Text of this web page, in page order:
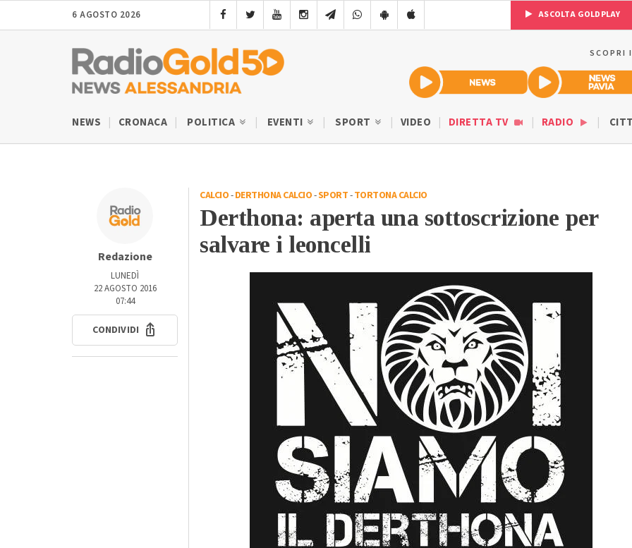
6 AGOSTO 2026 ASCOLTA GOLDPLAY
SCOPRI
NEWS CRONACA POLITICA EVENTI SPORT VIDEO DIRETTA TV RADIO
Redazione
LUNEDÌ
22 AGOSTO 2016
07:44
CONDIVIDI
CALCIO-DERTHONA CALCIO-SPORT-TORTONA CALCIO
Derthona: aperta una sottoscrizione per
salvare i leoncelli